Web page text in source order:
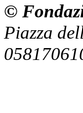
©
Piazza